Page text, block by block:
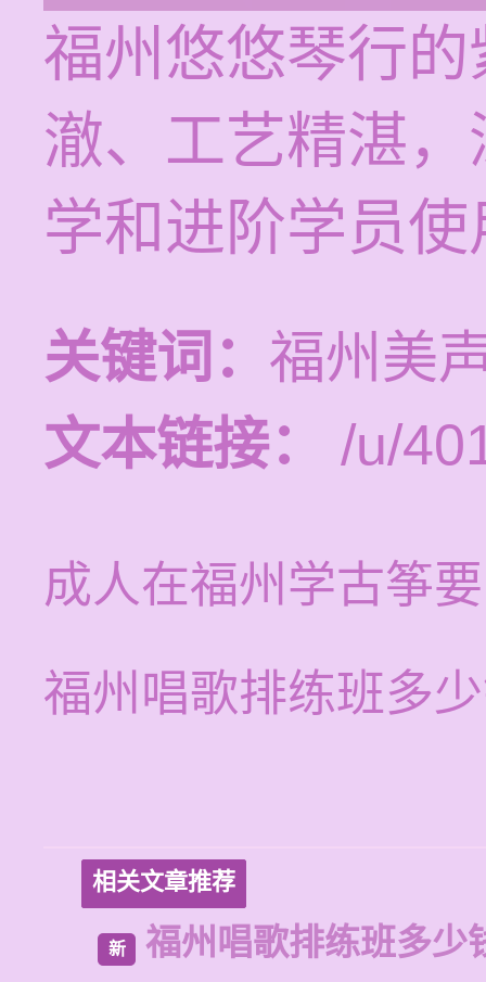
福州悠悠琴行
澈、工艺精湛
学和进阶学员使
关键词： 福州美
文本链接：
/u/
成人在福州学古筝
福州唱歌排练班多
相关文章推荐
新 福州唱歌排练班多少